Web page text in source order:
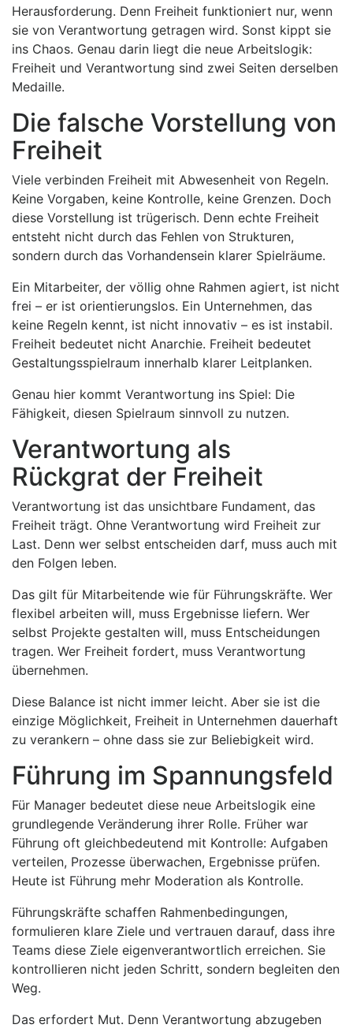
Herausforderung. Denn Freiheit funktioniert nur, wenn
sie von Verantwortung getragen wird. Sonst kippt sie
ins Chaos. Genau darin liegt die neue Arbeitslogik:
Freiheit und Verantwortung sind zwei Seiten derselben
Medaille.
Die falsche Vorstellung von
Freiheit
Viele verbinden Freiheit mit Abwesenheit von Regeln.
Keine Vorgaben, keine Kontrolle, keine Grenzen. Doch
diese Vorstellung ist trügerisch. Denn echte Freiheit
entsteht nicht durch das Fehlen von Strukturen,
sondern durch das Vorhandensein klarer Spielräume.
Ein Mitarbeiter, der völlig ohne Rahmen agiert, ist nicht
frei – er ist orientierungslos. Ein Unternehmen, das
keine Regeln kennt, ist nicht innovativ – es ist instabil.
Freiheit bedeutet nicht Anarchie. Freiheit bedeutet
Gestaltungsspielraum innerhalb klarer Leitplanken.
Genau hier kommt Verantwortung ins Spiel: Die
Fähigkeit, diesen Spielraum sinnvoll zu nutzen.
Verantwortung als
Rückgrat der Freiheit
Verantwortung ist das unsichtbare Fundament, das
Freiheit trägt. Ohne Verantwortung wird Freiheit zur
Last. Denn wer selbst entscheiden darf, muss auch mit
den Folgen leben.
Das gilt für Mitarbeitende wie für Führungskräfte. Wer
flexibel arbeiten will, muss Ergebnisse liefern. Wer
selbst Projekte gestalten will, muss Entscheidungen
tragen. Wer Freiheit fordert, muss Verantwortung
übernehmen.
Diese Balance ist nicht immer leicht. Aber sie ist die
einzige Möglichkeit, Freiheit in Unternehmen dauerhaft
zu verankern – ohne dass sie zur Beliebigkeit wird.
Führung im Spannungsfeld
Für Manager bedeutet diese neue Arbeitslogik eine
grundlegende Veränderung ihrer Rolle. Früher war
Führung oft gleichbedeutend mit Kontrolle: Aufgaben
verteilen, Prozesse überwachen, Ergebnisse prüfen.
Heute ist Führung mehr Moderation als Kontrolle.
Führungskräfte schaffen Rahmenbedingungen,
formulieren klare Ziele und vertrauen darauf, dass ihre
Teams diese Ziele eigenverantwortlich erreichen. Sie
kontrollieren nicht jeden Schritt, sondern begleiten den
Weg.
Das erfordert Mut. Denn Verantwortung abzugeben